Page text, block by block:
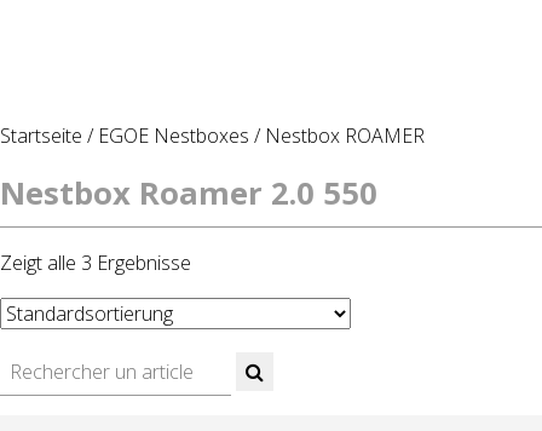
Startseite / EGOE Nestboxes / Nestbox ROAMER
Nestbox Roamer 2.0 550
Zeigt alle 3 Ergebnisse